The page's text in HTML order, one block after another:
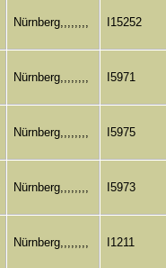
Nürnberg,,,,,,,, I15252
Nürnberg,,,,,,,, I5971
Nürnberg,,,,,,,, I5975
Nürnberg,,,,,,,, I5973
Nürnberg,,,,,,,, I1211